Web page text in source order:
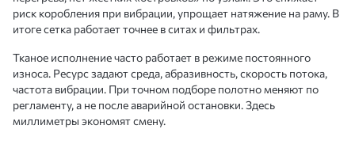
риск коробления при вибрации, упрощает натяжение на раму. В
итоге сетка работает точнее в ситах и фильтрах.
Тканое исполнение часто работает в режиме постоянного
износа. Ресурс задают среда, абразивность, скорость потока,
частота вибрации. При точном подборе полотно меняют по
регламенту, а не после аварийной остановки. Здесь
миллиметры экономят смену.